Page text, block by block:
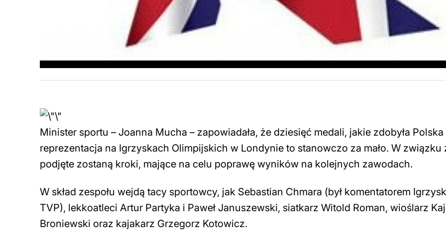
Minister sportu – Joanna Mucha – zapowiadała, że dziesięć medali, jakie zdobyła Polska
reprezentacja na Igrzyskach Olimpijskich w Londynie to stanowczo za mało. W związku
podjęte zostaną kroki, mające na celu poprawę wyników na kolejnych zawodach.
W skład zespołu wejdą tacy sportowcy, jak Sebastian Chmara (był komentatorem
TVP), lekkoatleci Artur Partyka i Paweł Januszewski, siatkarz Witold Roman, wioślarz
Broniewski oraz kajakarz Grzegorz Kotowicz.